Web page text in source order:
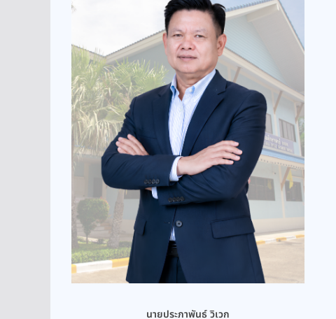
นายประภาพันธ์ วิเวก